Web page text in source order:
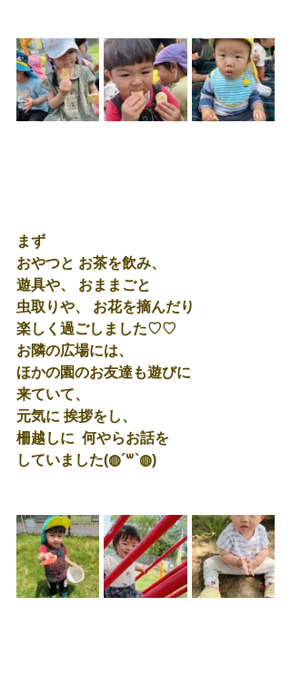
まず
おやつと お茶を飲み、
遊具や、 おままごと
虫取りや、 お花を摘んだり
楽しく過ごしました♡♡
お隣の広場には、
ほかの園のお友達も遊びに
来ていて、
元気に 挨拶をし、
柵越しに  何やらお話を
していました(◍´꒳`◍)